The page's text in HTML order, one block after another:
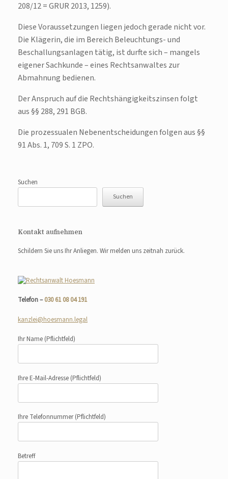
208/12 = GRUR 2013, 1259).
Diese Voraussetzungen liegen jedoch gerade nicht vor.
Die Klägerin, die im Bereich Beleuchtungs- und
Beschallungsanlagen tätig, ist durfte sich – mangels
eigener Sachkunde – eines Rechtsanwaltes zur
Abmahnung bedienen.
Der Anspruch auf die Rechtshängigkeitszinsen folgt
aus §§ 288, 291 BGB.
Die prozessualen Nebenentscheidungen folgen aus §§
91 Abs. 1, 709 S. 1 ZPO.
Suchen
Suchen
Kontakt aufnehmen
Schildern Sie uns Ihr Anliegen. Wir melden uns zeitnah zurück.
Telefon –030 61 08 04 191
kanzlei@hoesmann.legal
Ihr Name (Pflichtfeld)
Ihre E-Mail-Adresse (Pflichtfeld)
Ihre Telefonnummer(Pflichtfeld)
Betreff